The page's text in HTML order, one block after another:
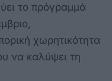
το πρόγραμμά
χωρητικότητα
να καλύψει τη